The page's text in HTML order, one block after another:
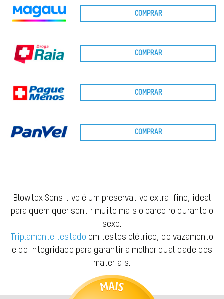
COMPRAR
COMPRAR
COMPRAR
COMPRAR
Blowtex Sensitive é um preservativo extra-fino, ideal
para quem quer sentir muito mais o parceiro durante o
sexo.
Triplamente testado em testes elétrico, de vazamento
e de integridade para garantir a melhor qualidade dos
materiais.